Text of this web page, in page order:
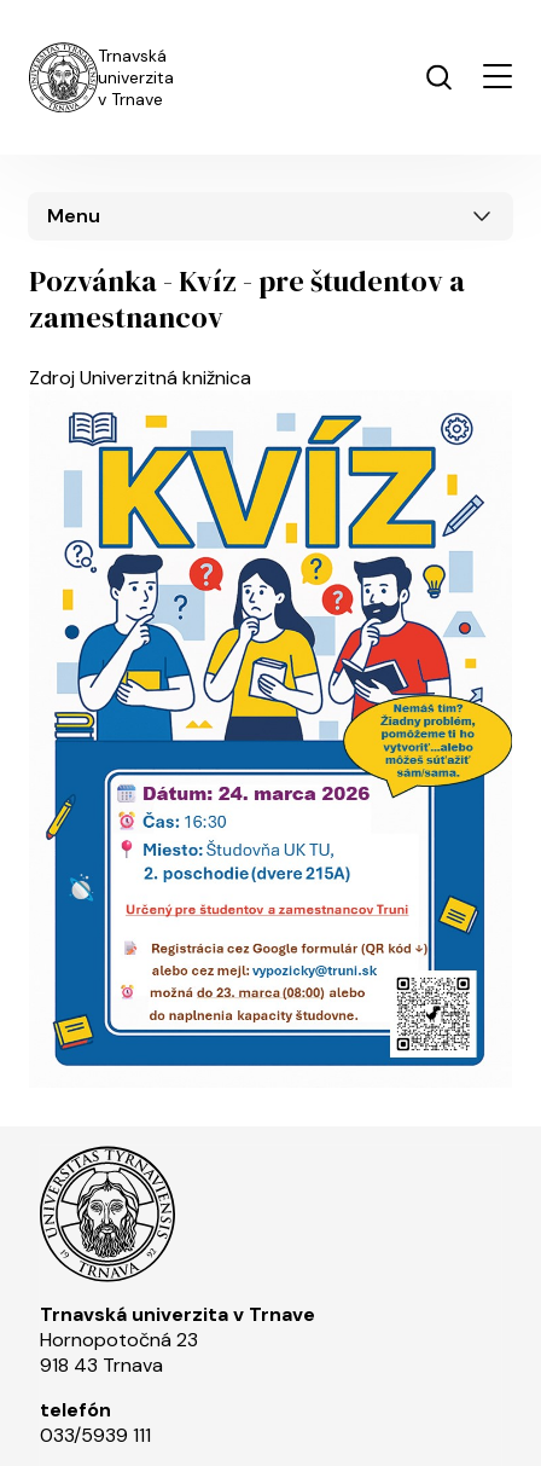
Trnavská
univerzita
v Trnave
Pozvánka - Kvíz - pre študentov a
zamestnancov
ZdrojUniverzitná knižnica
Menu
Trnavská univerzita v Trnave
Hornopotočná 23
918 43 Trnava
telefón
033/5939 111​